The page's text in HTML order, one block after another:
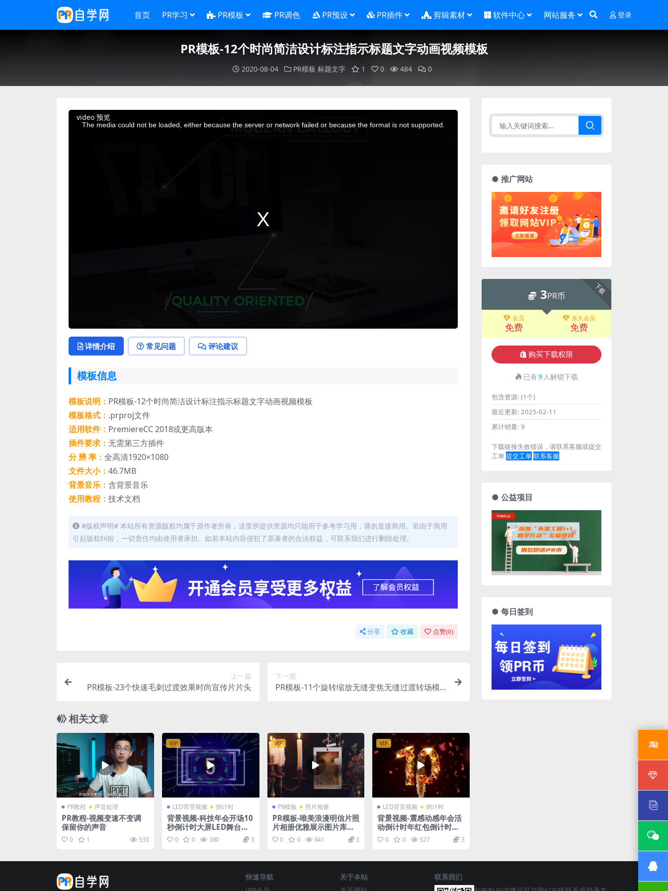
首页 PR学习 PR模板 PR调色 PR预设 PR插件 剪辑素材 软件中心 网站服务 登录
PR模板-12个时尚简洁设计标注指示标题文字动画视频模板
2020-08-04 PR模板 标题文字 1 0 484 0
video 预览
This
The media could not be loaded, either because the server or network failed or because the format is not supported.
详情介绍 常见问题 评论建议
模板信息
模板说明： PR模板-12个时尚简洁设计标注指示标题文字动画视频模板
模板格式： .prproj文件
适用软件： PremiereCC 2018或更高版本
插件要求： 无需第三方插件
分 辨 率： 全高清1920×1080
文件大小： 46.7MB
背景音乐： 含背景音乐
使用教程： 技术文档
#版权声明# 本站所有资源版权均属于原作者所有，这里所提供资源均只能用于参考学习用，请勿直接商用。若由于商用
引起版权纠纷，一切责任均由使用者承担。如若本站内容侵犯了原著者的合法权益，可联系我们进行删除处理。
分享 收藏 点赞(0)
上一篇
PR模板-23个快速毛刺过渡效果时尚宣传片片头
下一篇
PR模板-11个旋转缩放无缝变焦无缝过渡转场模
相关文章
PR教程 声音处理
PR教程-视频变速不变调
保留你的声音
0 1 533
VIP
LED背景视频 倒计时
背景视频-科技年会开场10
秒倒计时大屏LED舞台背
景 0 0 380 3
VIP
PR模板 照片相册
PR模板-唯美浪漫明信片照
片相册优雅展示图片库婚
礼视频模板
0 0 641 3
VIP
LED背景视频 倒计时
背景视频-震感动感年会活
动倒计时年红包倒计时视
频素材
0 0 527 3
● 推广网站
下载
3PR币
会员
免费
永久会员
免费
购买下载权限
已有9 人解锁下载
包含资源: (1个)
最近更新: 2025-02-11
累计销量: 9
下载链接失效错误，请联系客服或提交
工单提交工单联系客服
● 公益项目
● 每日签到
快速导航
关于本站
联系我们